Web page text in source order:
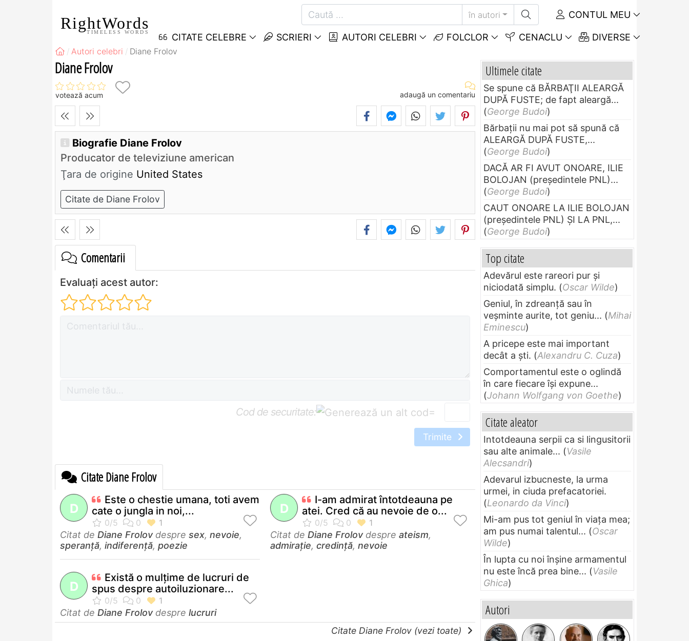
RightWords
TIMELESS WORDS
în autori CONTUL MEU
CITATE CELEBRE SCRIERI AUTORI CELEBRI FOLCLOR CENACLU DIVERSE
Autori celebri Diane Frolov
Diane Frolov
votează acum adaugă un comentariu
Biografie Diane Frolov
Producator de televiziune american
Ţara de origine United States
Citate de Diane Frolov
Comentarii
Evaluați acest autor:
Cod de securitate: =
Trimite
Citate Diane Frolov
D
Este o chestie umana, toti avem
cate o jungla in noi,...
Citat de Diane Frolovdespre sex, nevoie,
speranță, indiferență, poezie
D
I-am admirat întotdeauna pe
atei. Cred că au nevoie de o...
Citat de Diane Frolovdespre ateism,
admirație, credință, nevoie
D
Există o mulţime de lucruri de
spus despre autoiluzionare...
Citat de Diane Frolovdespre lucruri
Citate Diane Frolov (vezi toate)
Ultimele citate
Se spune că BĂRBAŢII ALEARGĂ
DUPĂ FUSTE; de fapt aleargă...
(George Budoi)
Bărbaţii nu mai pot să spună că
ALEARGĂ DUPĂ FUSTE,...
(George Budoi)
DACĂ AR FI AVUT ONOARE, ILIE
BOLOJAN (preşedintele PNL)...
(George Budoi)
CAUT ONOARE LA ILIE BOLOJAN
(preşedintele PNL) ŞI LA PNL,...
(George Budoi)
Top citate
Adevărul este rareori pur și
niciodată simplu. (Oscar Wilde)
Geniul, în zdreanţă sau în
veşminte aurite, tot geniu... (Mihai
Eminescu)
A pricepe este mai important
decât a ști. (Alexandru C. Cuza)
Comportamentul este o oglindă
în care fiecare își expune...
(Johann Wolfgang von Goethe)
Citate aleator
Intotdeauna serpii ca si lingusitorii
sau alte animale... (Vasile
Alecsandri)
Adevarul izbucneste, la urma
urmei, in ciuda prefacatoriei.
(Leonardo da Vinci)
Mi-am pus tot geniul în viața mea;
am pus numai talentul... (Oscar
Wilde)
În lupta cu noi înșine armamentul
nu este încă prea bine... (Vasile
Ghica)
Autori